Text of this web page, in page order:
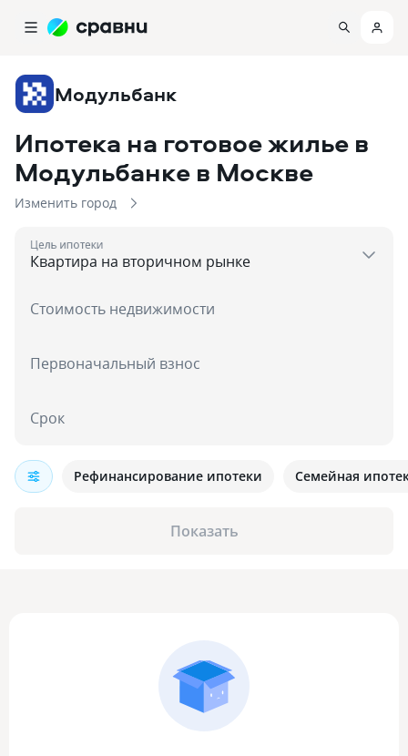
Модульбанк
Ипотека на готовое жилье в
Модульбанке в Москве
Изменить город
Цель ипотеки
Стоимость недвижимости
Первоначальный взнос
Срок
Показать
Рефинансирование ипотеки Семейная